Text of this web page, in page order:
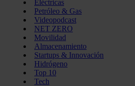
Eléctricas
Petróleo & Gas
Videopodcast
NET ZERO
Movilidad
Almacenamiento
Startups & Innovación
Hidrógeno
Top 10
Tech